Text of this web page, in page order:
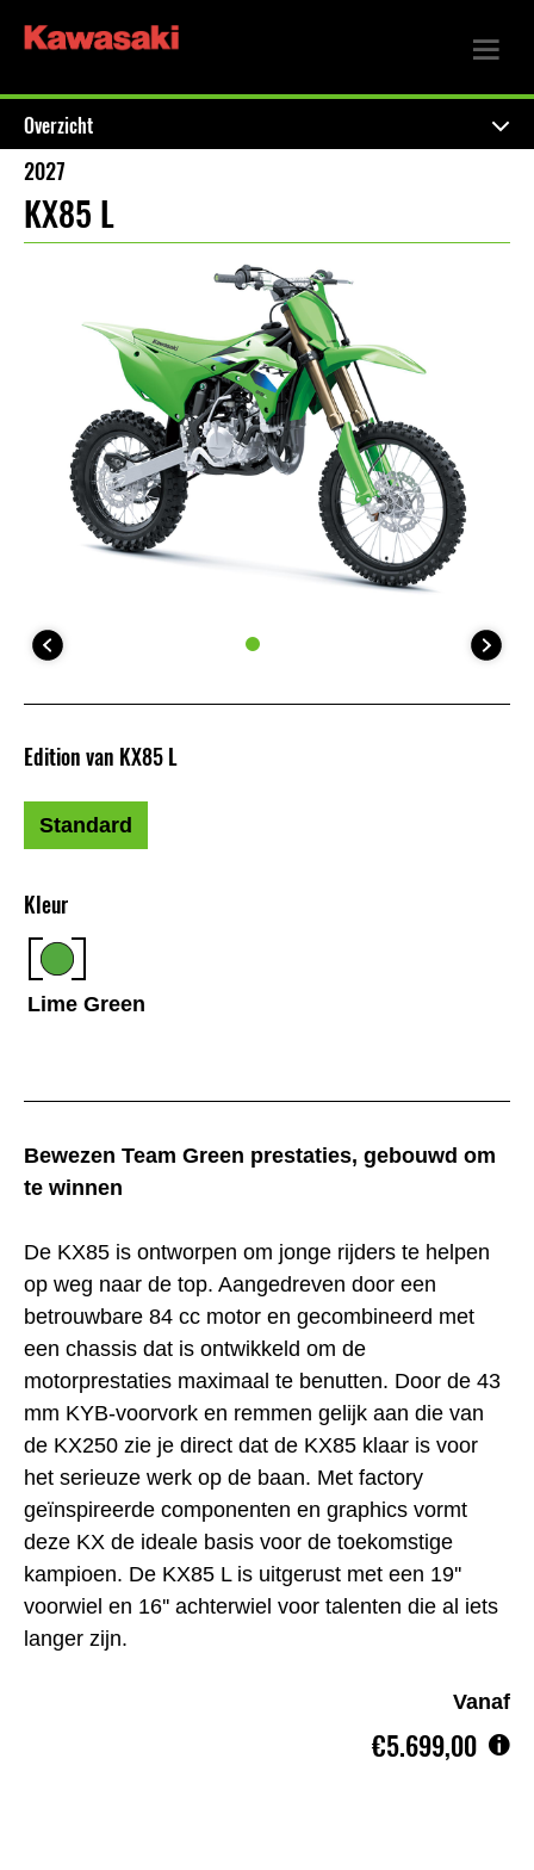
Overzicht
2027
KX85 L
Bewezen Team Green prestaties, gebouwd om
te winnen
De KX85 is ontworpen om jonge rijders te helpen
op weg naar de top. Aangedreven door een
betrouwbare 84 cc motor en gecombineerd met
een chassis dat is ontwikkeld om de
motorprestaties maximaal te benutten. Door de 43
mm KYB-voorvork en remmen gelijk aan die van
de KX250 zie je direct dat de KX85 klaar is voor
het serieuze werk op de baan. Met factory
geïnspireerde componenten en graphics vormt
deze KX de ideale basis voor de toekomstige
kampioen. De KX85 L is uitgerust met een 19''
voorwiel en 16'' achterwiel voor talenten die al iets
langer zijn.
Vanaf
€5.699,00
Kleur
Lime Green
Edition van KX85 L
Standard